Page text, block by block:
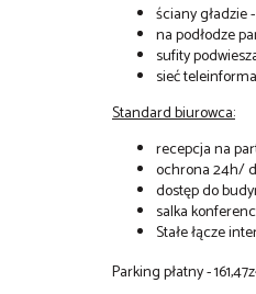
ściany gładzie
na podłodze
sufity
sieć
Standard biurowca:
recepcja na
ochrona 24h/
dostęp do
salka
Stałe łącze
Parking płatny -